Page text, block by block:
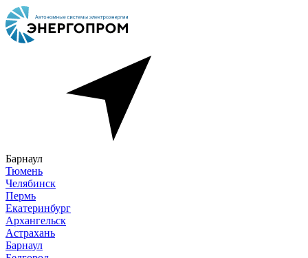
Барнаул
Тюмень
Челябинск
Пермь
Екатеринбург
Архангельск
Астрахань
Барнаул